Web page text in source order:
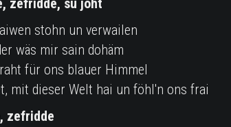
zefridde, su joht
stohn un verwailen
wäs mir sain dohäm
für ons blauer Himmel
mit dieser Welt hai un föhl'n ons frai
zefridde